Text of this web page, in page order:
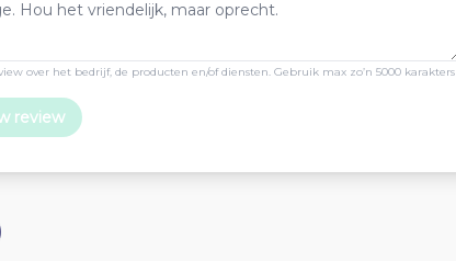
over het bedrijf, de producten en/of diensten. Gebruik max zo’n 5000 karakters
review